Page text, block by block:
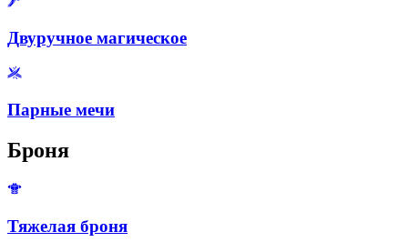
Двуручное магическое
Парные мечи
Броня
Тяжелая броня